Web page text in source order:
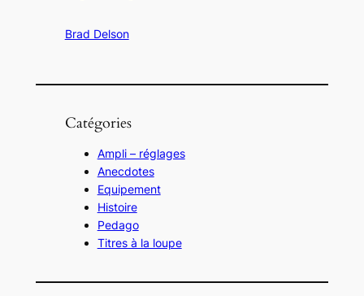
Brad Delson
Catégories
Ampli – réglages
Anecdotes
Equipement
Histoire
Pedago
Titres à la loupe